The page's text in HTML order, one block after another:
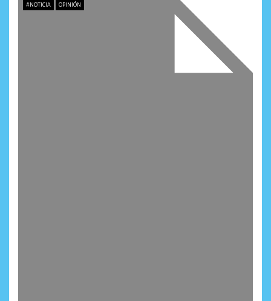
#NOTICIA OPINIÓN